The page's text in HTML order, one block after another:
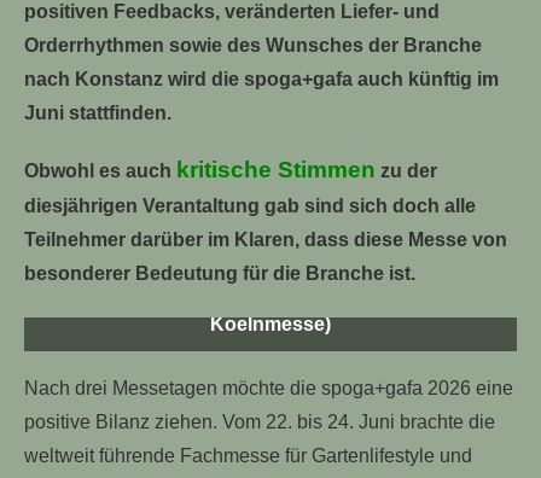
positiven Feedbacks, veränderten Liefer- und
Orderrhythmen sowie des Wunsches der Branche
nach Konstanz wird die spoga+gafa auch künftig im
Juni stattfinden.
Obwohl es auch kritische Stimmen zu der
diesjährigen Verantaltung gab sind sich doch alle
Teilnehmer darüber im Klaren, dass diese Messe von
besonderer Bedeutung für die Branche ist.
Koelnmesse)
Nach drei Messetagen möchte die spoga+gafa 2026 eine
positive Bilanz ziehen. Vom 22. bis 24. Juni brachte die
weltweit führende Fachmesse für Gartenlifestyle und